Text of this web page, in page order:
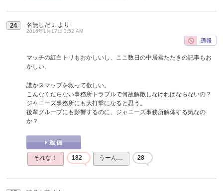
24 名無しだＪ より
2016年1月17日 3:52 AM
マッチの紅白トリもおかしいし、ここ数日の中居君たたきの記事もお
かしい。
誰かスマップを救って欲しい。
こんなくだらない事務所トラブルで何故解散しなければならないの？
ジャニーズ事務所にも大打撃になると思う。
後輩グループにも影響するのに、ジャニーズ事務所解体する気なの
か？
それな！ 182 うーん… 28